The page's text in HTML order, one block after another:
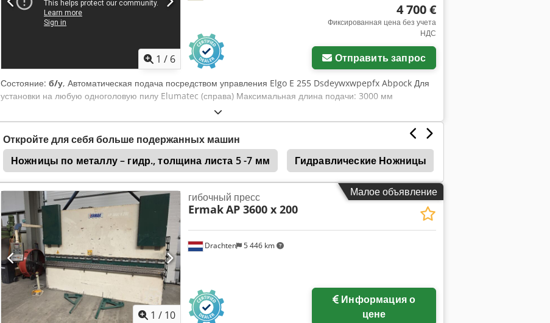
1 / 6
4 700 €
Фиксированная цена без учета
НДС
Отправить запрос
Состояние: б/у, Автоматическая подача посредством управления Elgo E 255 Dsdeywxwpepfx Abpock Для
установки на любую одноголовую пилу Elumatec (справа) Максимальная длина подачи: 3000 мм
Откройте для себя больше подержанных машин
Ножницы по металлу – гидр., толщина листа 5 -7 мм
Гидравлические Ножницы
Малое объявление
1 / 10
Drachten 5 446 km
гибочный пресс
ErmakAP 3600 x 200
цене